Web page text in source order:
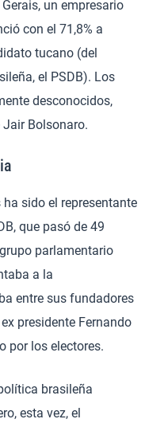
un empresario
con el 71,8% a
tucano (del
el PSDB). Los
desconocidos,
Bolsonaro.
sido el representante
que pasó de 49
parlamentario
a la
entre sus fundadores
presidente Fernando
por los electores.
brasileña
esta vez, el